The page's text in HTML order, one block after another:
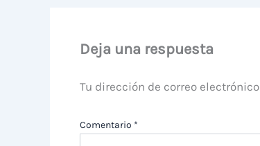
Deja una respuesta
Tu dirección de correo
Comentario *